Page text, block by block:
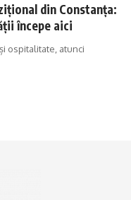
din Constanța:
începe aici
ospitalitate, atunci